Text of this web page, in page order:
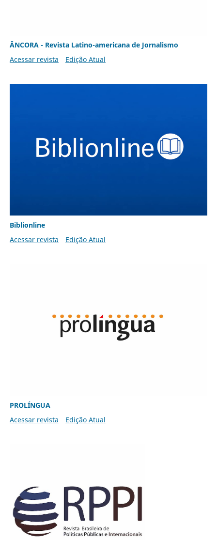
ÂNCORA - Revista Latino-americana de Jornalismo
Acessar revista
Edição Atual
Biblionline
Acessar revista
Edição Atual
PROLÍNGUA
Acessar revista
Edição Atual